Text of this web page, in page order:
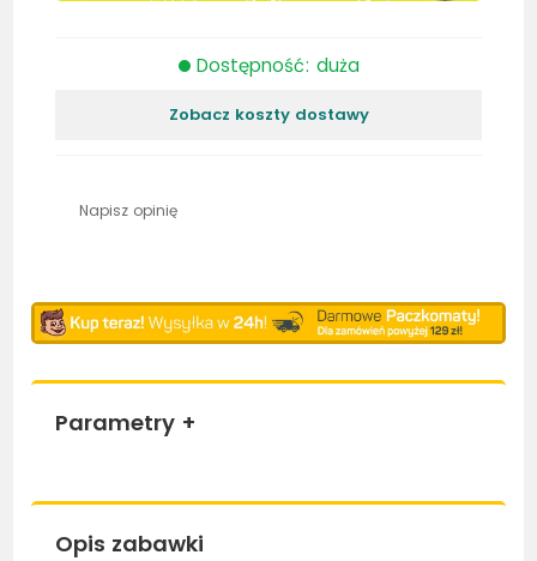
Dostępność: duża
Zobacz koszty dostawy
Napisz opinię
Parametry +
Opis zabawki